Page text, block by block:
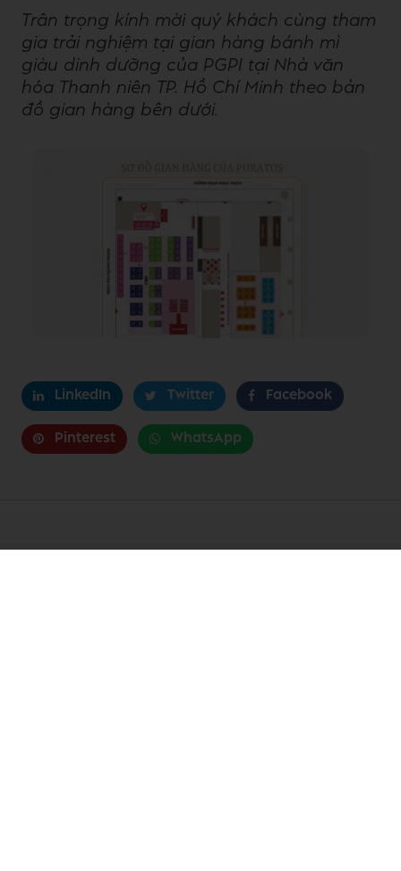
Trân trọng kính mời quý khách cùng tham
gia trải nghiệm tại gian hàng bánh mì
giàu dinh dưỡng của PGPI tại Nhà văn
hóa Thanh niên TP. Hồ Chí Minh theo bản
đồ gian hàng bên dưới.
LinkedIn Twitter Facebook
Pinterest WhatsApp